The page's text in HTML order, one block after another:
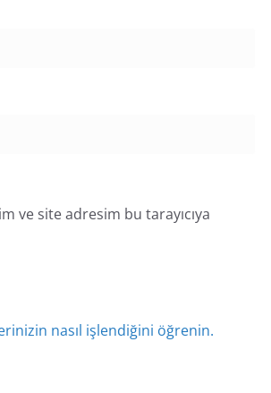
ve site adresim bu tarayıcıya
nasıl işlendiğini öğrenin.